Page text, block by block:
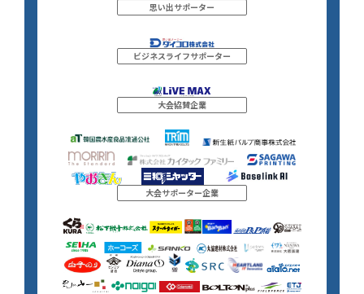
思い出サポーター
ビジネスライフサポーター
大会協賛企業
大会サポーター企業